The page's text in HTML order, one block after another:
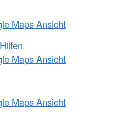
Maps Ansicht
Maps Ansicht
Maps Ansicht